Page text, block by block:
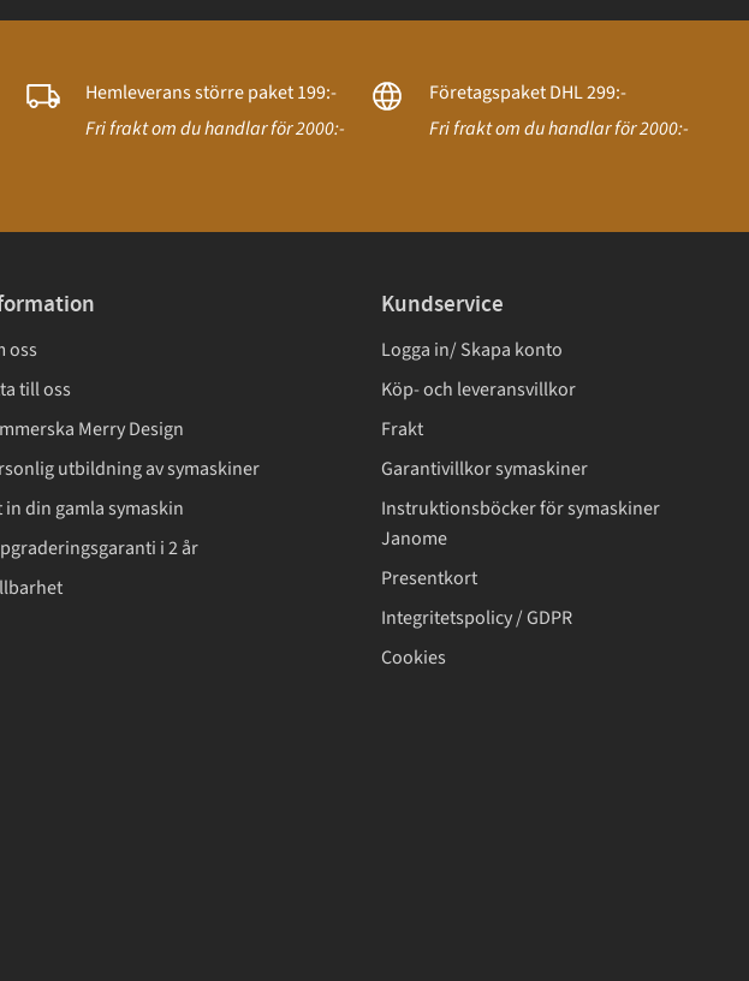
Hemleverans större paket 199:-
Fri frakt om du handlar för 2000:-
Företagspaket DHL 299:-
Fri frakt om du handlar för 2000:-
oss
till oss
Merry Design
utbildning av symaskiner
in din gamla symaskin
i 2 år
Kundservice
Logga in/ Skapa konto
Köp- och leveransvillkor
Frakt
Garantivillkor symaskiner
Instruktionsböcker för symaskiner
Janome
Presentkort
Integritetspolicy / GDPR
Cookies